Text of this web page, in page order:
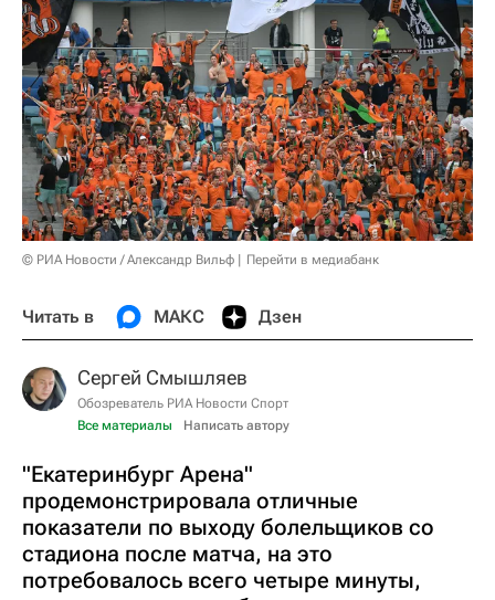
© РИА Новости / Александр Вильф Перейти в медиабанк
Читать в МАКС Дзен
Сергей Смышляев
Обозреватель РИА Новости Спорт
Все материалы
Написать автору
"Екатеринбург Арена"
продемонстрировала отличные
показатели по выходу болельщиков со
стадиона после матча, на это
потребовалось всего четыре минуты,